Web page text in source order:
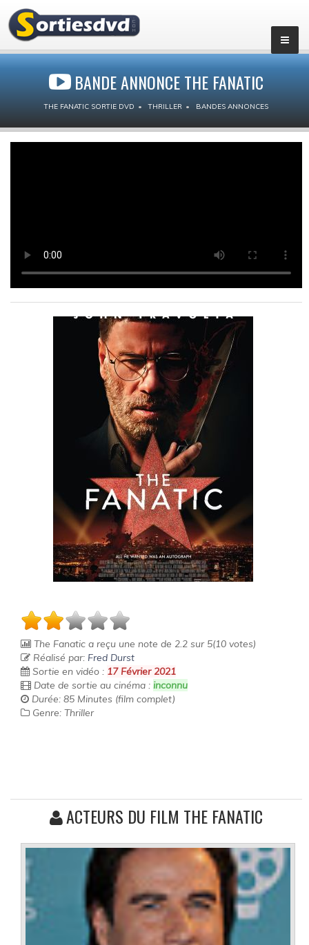
BANDE ANNONCE THE FANATIC
THE FANATIC SORTIE DVD THRILLER BANDES ANNONCES
The Fanatic a reçu une note de 2.2 sur 5(10 votes)
Réalisé par: Fred Durst
Sortie en vidéo : 17 Février 2021
Date de sortie au cinéma : inconnu
Durée: 85 Minutes (film complet)
Genre: Thriller
ACTEURS DU FILM THE FANATIC